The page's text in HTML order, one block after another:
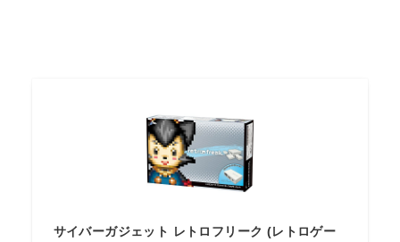
サイバーガジェット レトロフリーク (レトロゲー